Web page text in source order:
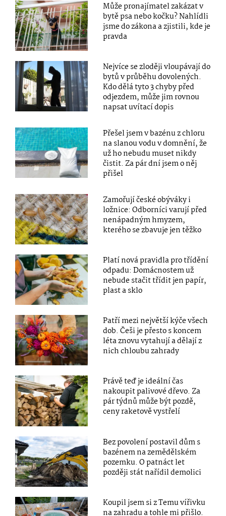
Může pronajímatel zakázat v
bytě psa nebo kočku? Nahlídli
jsme do zákona a zjistili, kde je
pravda
Nejvíce se zloději vloupávají do
bytů v průběhu dovolených.
Kdo dělá tyto 3 chyby před
odjezdem, může jim rovnou
napsat uvítací dopis
Přešel jsem v bazénu z chloru
na slanou vodu v domnění, že
už ho nebudu muset nikdy
čistit. Za pár dní jsem o něj
přišel
Zamořují české obýváky i
ložnice: Odborníci varují před
nenápadným hmyzem,
kterého se zbavuje jen těžko
Platí nová pravidla pro třídění
odpadu: Domácnostem už
nebude stačit třídit jen papír,
plast a sklo
Patří mezi největší kýče všech
dob. Češi je přesto s koncem
léta znovu vytahují a dělají z
nich chloubu zahrady
Právě teď je ideální čas
nakoupit palivové dřevo. Za
pár týdnů může být pozdě,
ceny raketově vystřelí
Bez povolení postavil dům s
bazénem na zemědělském
pozemku. O patnáct let
později stát nařídil demolici
Koupil jsem si z Temu vířivku
na zahradu a tohle mi přišlo.